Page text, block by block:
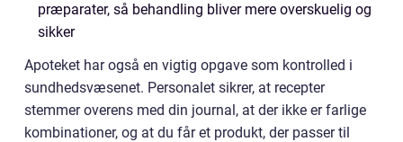
præparater, så behandling bliver mere overskuelig og
sikker
Apoteket har også en vigtig opgave som kontrolled i
sundhedsvæsenet. Personalet sikrer, at recepter
stemmer overens med din journal, at der ikke er farlige
kombinationer, og at du får et produkt, der passer til